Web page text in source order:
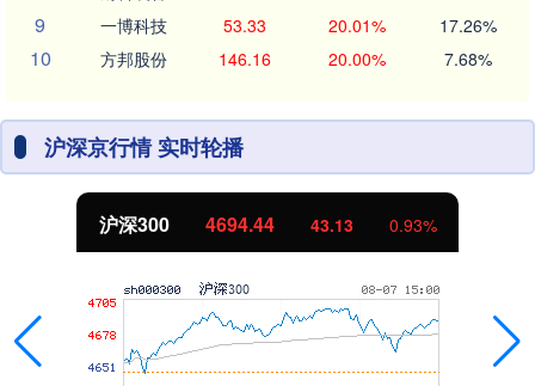
9 一博科技 53.33 20.01% 17.26%
10 方邦股份 146.16 20.00% 7.68%
沪深京行情 实时轮播
北证50 1134.24